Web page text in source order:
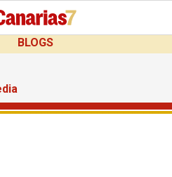
BLOGS